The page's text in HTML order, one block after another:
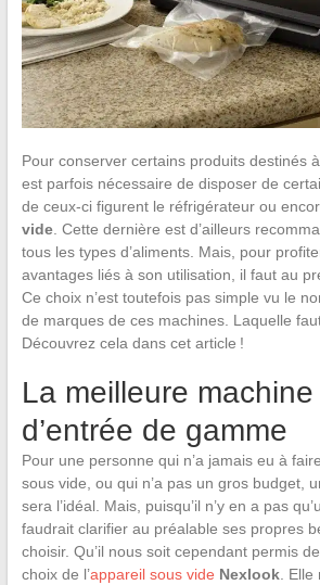
Pour conserver certains produits destinés
est parfois nécessaire de disposer de
de ceux-ci figurent le réfrigérateur ou
vide. Cette dernière est d’ailleurs
tous les types d’aliments. Mais, pour
avantages liés à son utilisation, il faut au
Ce choix n’est toutefois pas simple vu le
de marques de ces machines. Laquelle
Découvrez cela dans cet article !
La meilleure
d’entrée de gamme
Pour une personne qui n’a jamais eu à
sous vide, ou qui n’a pas un gros budget,
sera l’idéal. Mais, puisqu’il n’y en a pas
faudrait clarifier au préalable ses propres
choisir. Qu’il nous soit cependant permis
choix de l’appareil sous vide Nexlook. Elle